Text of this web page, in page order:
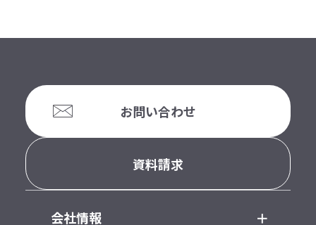
お問い合わせ
資料請求
会社情報